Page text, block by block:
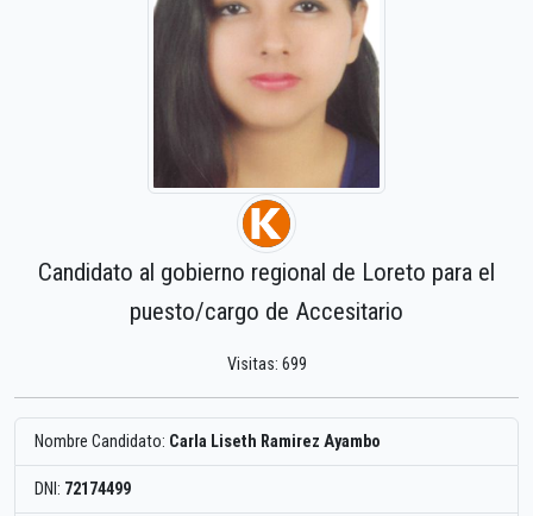
Candidato al gobierno regional de Loreto para el
puesto/cargo de Accesitario
Visitas: 699
Nombre Candidato: Carla Liseth Ramirez Ayambo
DNI: 72174499